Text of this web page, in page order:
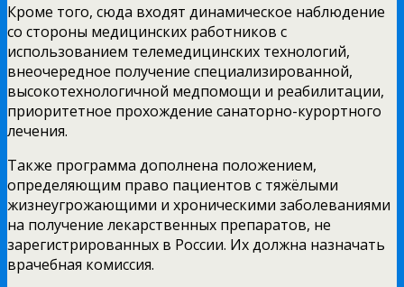
Кроме того, сюда входят динамическое наблюдение
со стороны медицинских работников с
использованием телемедицинских технологий,
внеочередное получение специализированной,
высокотехнологичной медпомощи и реабилитации,
приоритетное прохождение санаторно-курортного
лечения.
Также программа дополнена положением,
определяющим право пациентов с тяжёлыми
жизнеугрожающими и хроническими заболеваниями
на получение лекарственных препаратов, не
зарегистрированных в России. Их должна назначать
врачебная комиссия.